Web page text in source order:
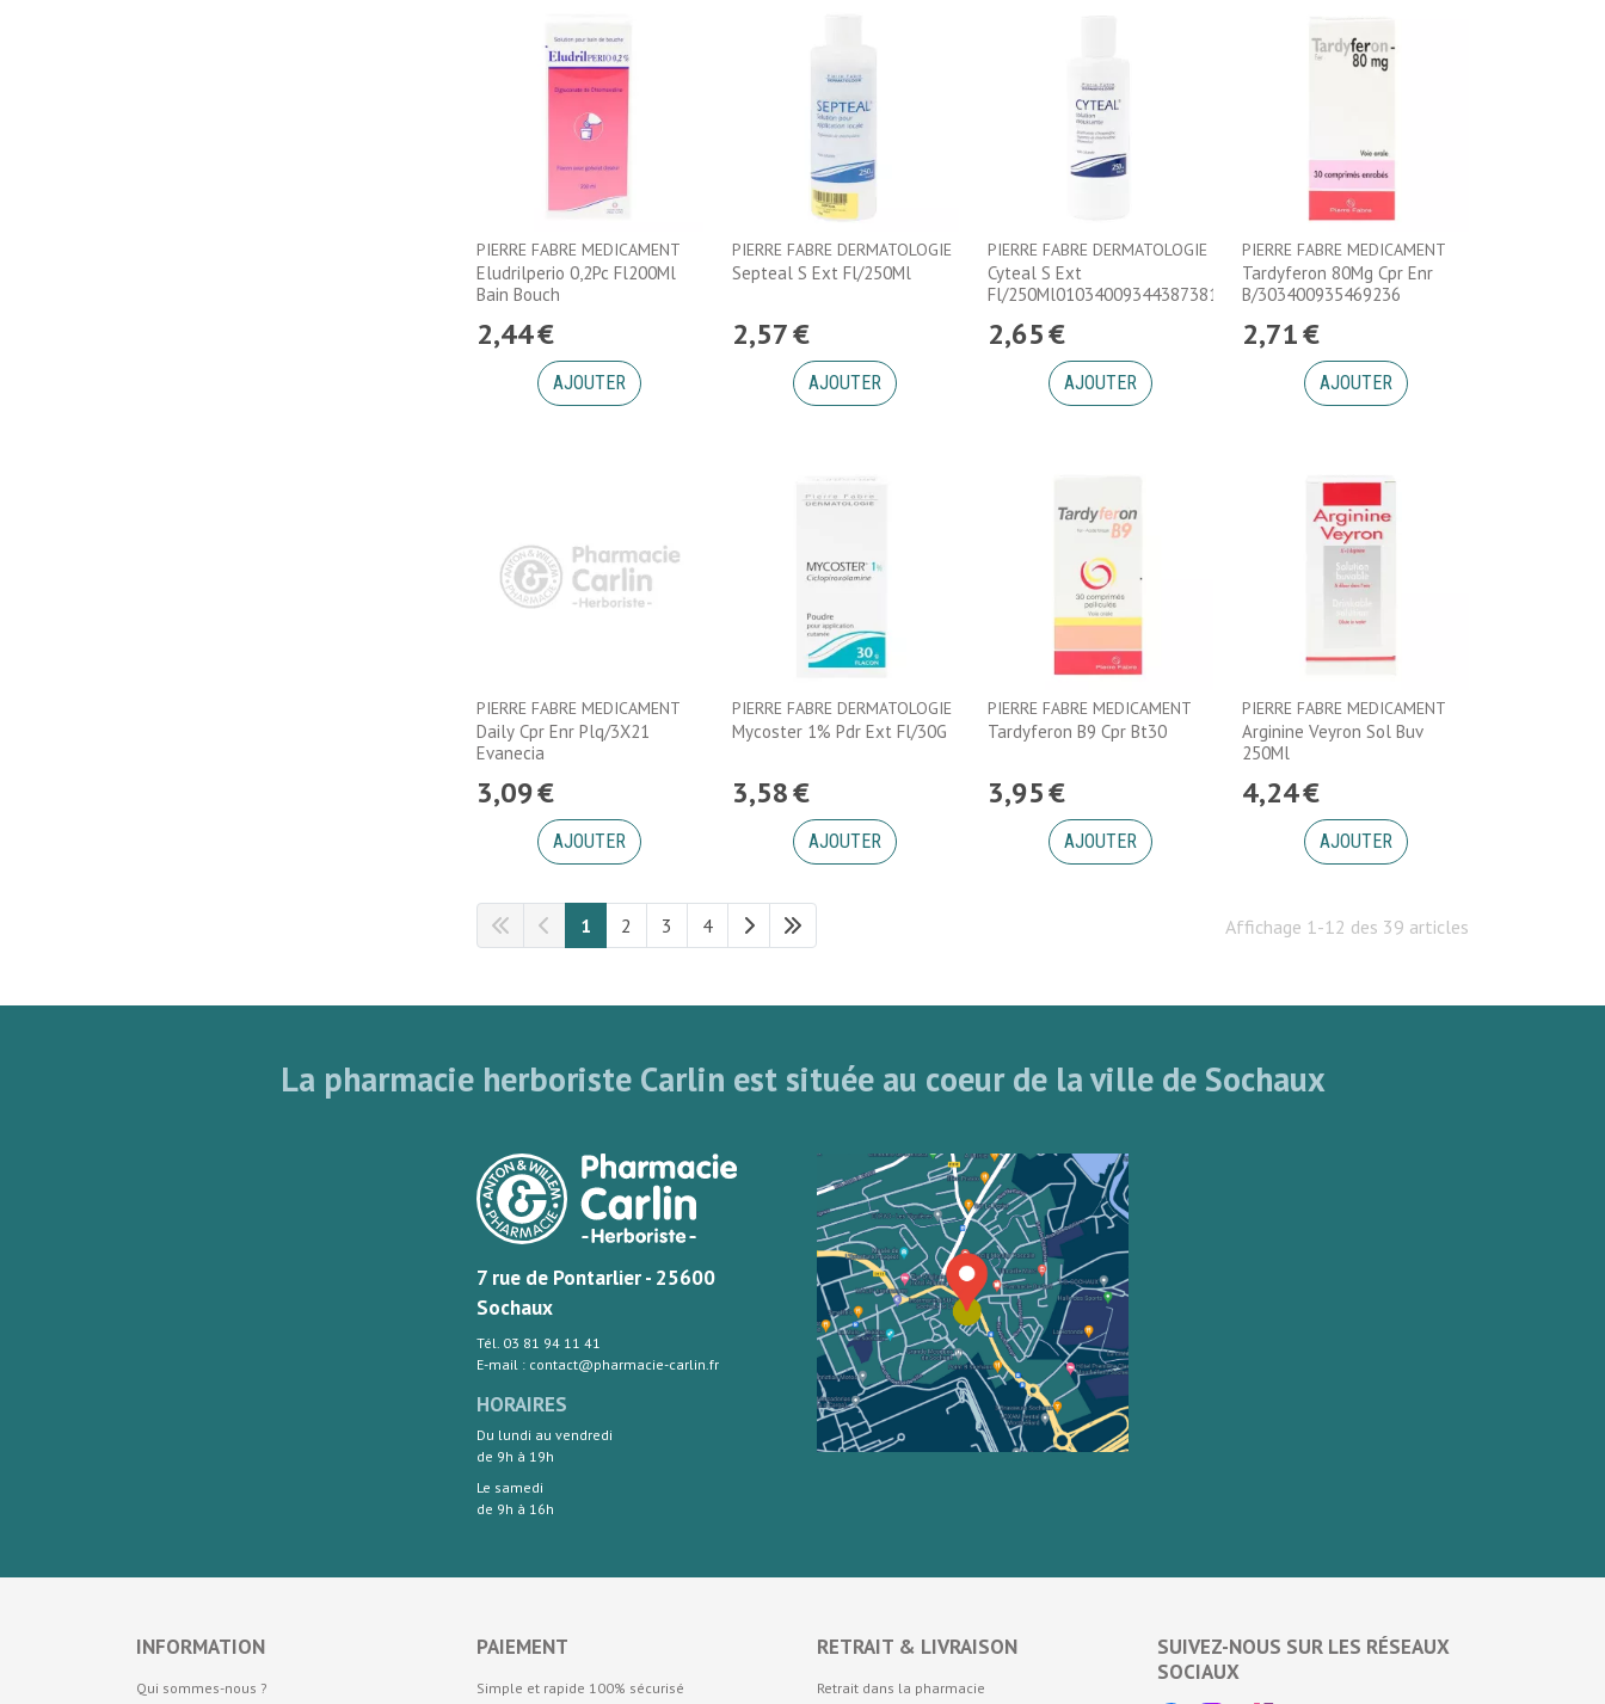
PIERRE FABRE MEDICAMENT
Eludrilperio 0,2Pc Fl200Ml
Bain Bouch
2,44€
AJOUTER
PIERRE FABRE DERMATOLOGIE
Septeal S Ext Fl/250Ml
2,57€
AJOUTER
PIERRE FABRE DERMATOLOGIE
Cyteal S Ext
Fl/250Ml01034009344387381724013110Pm5
2,65€
AJOUTER
PIERRE FABRE MEDICAMENT
Tardyferon 80Mg Cpr Enr
B/303400935469236
2,71€
AJOUTER
PIERRE FABRE MEDICAMENT
Daily Cpr Enr Plq/3X21
Evanecia
3,09€
AJOUTER
PIERRE FABRE DERMATOLOGIE
Mycoster 1% Pdr Ext Fl/30G
3,58€
AJOUTER
PIERRE FABRE MEDICAMENT
Tardyferon B9 Cpr Bt30
3,95€
AJOUTER
PIERRE FABRE MEDICAMENT
Arginine Veyron Sol Buv
250Ml
4,24€
AJOUTER
Affichage 1-12 des 39 articles
1 2 3 4
La pharmacie herboriste Carlin est située au coeur de la ville de Sochaux
7 rue de Pontarlier - 25600
Sochaux
Tél. 03 81 94 11 41
E-mail : contact@pharmacie-carlin.fr
HORAIRES
Du lundi au vendredi
de 9h à 19h
Le samedi
de 9h à 16h
INFORMATION
Qui sommes-nous ?
PAIEMENT
Simple et rapide 100% sécurisé
RETRAIT & LIVRAISON
Retrait dans la pharmacie
SUIVEZ-NOUS SUR LES RÉSEAUX
SOCIAUX